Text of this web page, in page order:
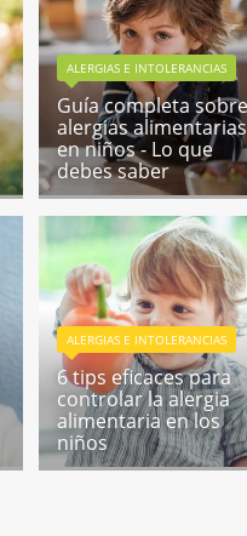
ALERGIAS E INTOLERANCIAS
Guía completa sobre
alergias alimentarias
en niños - Lo que
debes saber
ALERGIAS E INTOLERANCIAS
6 tips eficaces para
controlar la alergia
alimentaria en los
niños